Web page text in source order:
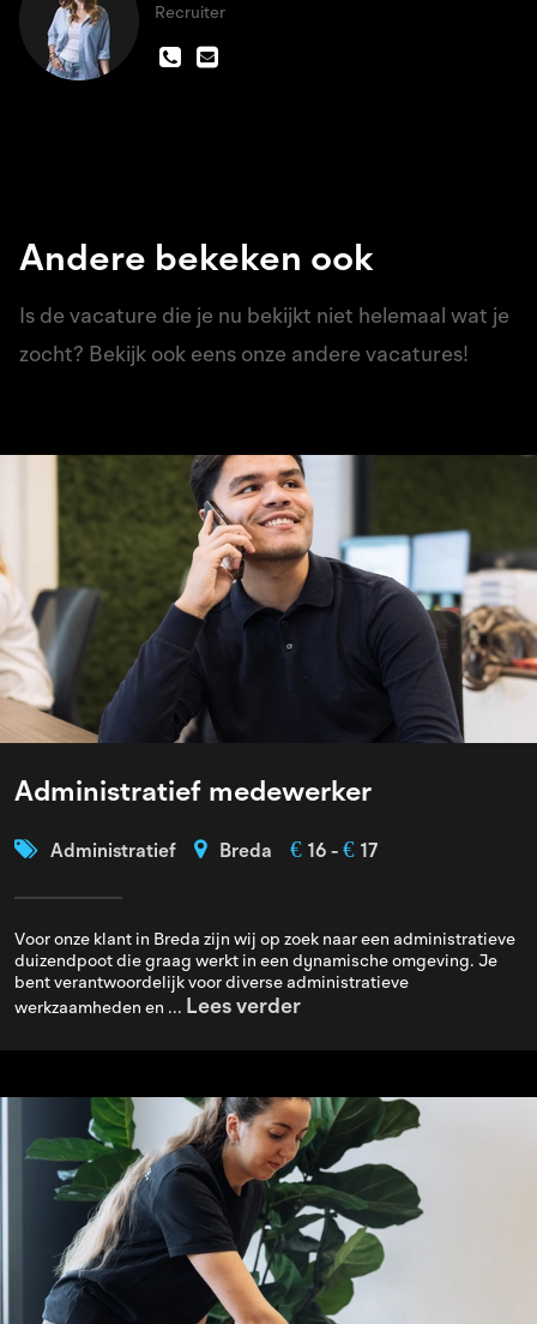
Recruiter
Andere bekeken ook
Is de vacature die je nu bekijkt niet helemaal wat je
zocht? Bekijk ook eens onze andere vacatures!
Administratief medewerker
Administratief Breda € 16 - € 17
Voor onze klant in Breda zijn wij op zoek naar een administratieve
duizendpoot die graag werkt in een dynamische omgeving. Je
bent verantwoordelijk voor diverse administratieve
werkzaamheden en ... Lees verder